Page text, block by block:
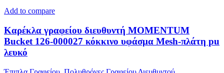
Add to compare
Καρέκλα γραφείου διευθυντή MOMENTUM
Bucket 126-000027 κόκκινο υφάσμα Mesh-πλάτη pu
λευκό